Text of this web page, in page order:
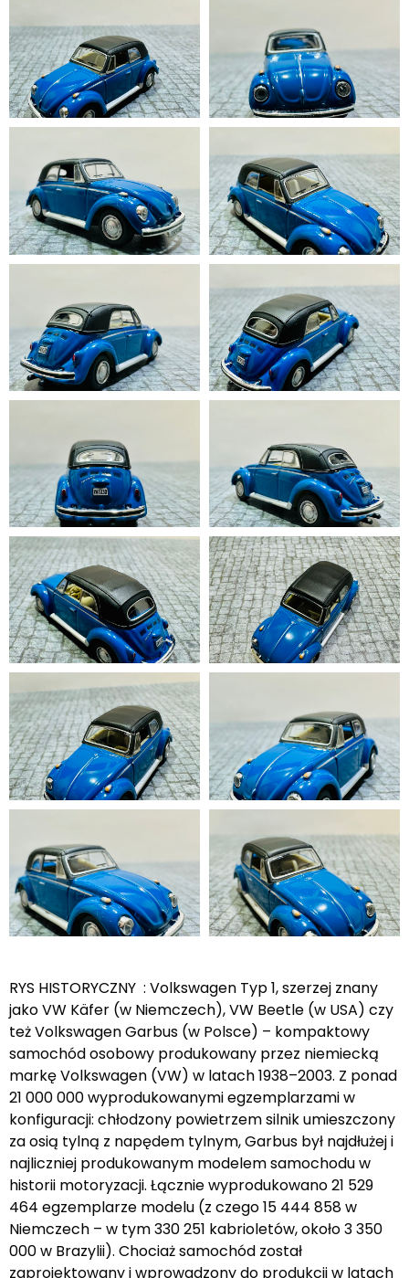
RYS HISTORYCZNY : Volkswagen Typ 1, szerzej znany
jako VW Käfer (w Niemczech), VW Beetle (w USA) czy
też Volkswagen Garbus (w Polsce) – kompaktowy
samochód osobowy produkowany przez niemiecką
markę Volkswagen (VW) w latach 1938–2003. Z ponad
21 000 000 wyprodukowanymi egzemplarzami w
konfiguracji: chłodzony powietrzem silnik umieszczony
za osią tylną z napędem tylnym, Garbus był najdłużej i
najliczniej produkowanym modelem samochodu w
historii motoryzacji. Łącznie wyprodukowano 21 529
464 egzemplarze modelu (z czego 15 444 858 w
Niemczech – w tym 330 251 kabrioletów, około 3 350
000 w Brazylii). Chociaż samochód został
zaprojektowany i wprowadzony do produkcji w latach